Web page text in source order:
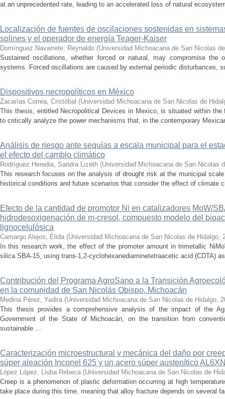
at an unprecedented rate, leading to an accelerated loss of natural
Localización de fuentes de oscilaciones sostenidas en
splines y el operador de energía Teager-Kaiser
Domínguez Navarrete, Reynaldo (Universidad Michoacana de San Nicolas
Sustained oscillations, whether forced or natural, may compromise the
systems. Forced oscillations are caused by external periodic disturbances,
Dispositivos necropolíticos en México
Zacarías Correa, Cristóbal (Universidad Michoacana de San Nicolas de
This thesis, entitled Necropolitical Devices in Mexico, is situated within
to critically analyze the power mechanisms that, in the contemporary
Análisis de riesgo ante sequías a escala municipal para el
el efecto del cambio climático
Rodríguez Heredia, Sandra Lizeth (Universidad Michoacana de San Nicolas
This research focuses on the analysis of drought risk at the municipal
historical conditions and future scenarios that consider the effect of climate
Efecto de la cantidad de promotor Ni en catalizadores MoW/
hidrodesoxigenación de m-cresol, compuesto modelo del
lignocelulósica
Camargo Alejos, Élida (Universidad Michoacana de San Nicolas de Hidalgo,
In this research work, the effect of the promoter amount in trimetallic
silica SBA-15, using trans-1,2-cyclohexanediaminetetraacetic acid (CDTA)
Contribución del Programa AgroSano a la Transición
en la comunidad de San Nicolás Obispo, Michoacán
Medina Pérez, Yadira (Universidad Michoacana de San Nicolas de Hidalgo,
This thesis provides a comprehensive analysis of the impact of the
Government of the State of Michoacán, on the transition from
sustainable ...
Caracterización microestructural y mecánica del daño por
súper aleación Inconel 625 y un acero súper austenítico
López López, Liuba Rebeca (Universidad Michoacana de San Nicolas de
Creep is a phenomenon of plastic deformation occurring at high
take place during this time, meaning that alloy fracture depends on several